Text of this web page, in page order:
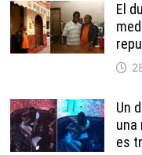
El
Un
una
es